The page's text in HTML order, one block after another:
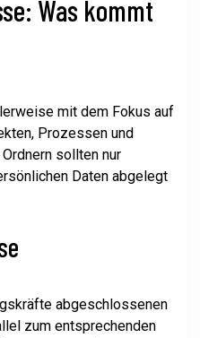
Was kommt
mit dem Fokus auf
Prozessen und
sollten nur
Daten abgelegt
abgeschlossenen
zum entsprechenden